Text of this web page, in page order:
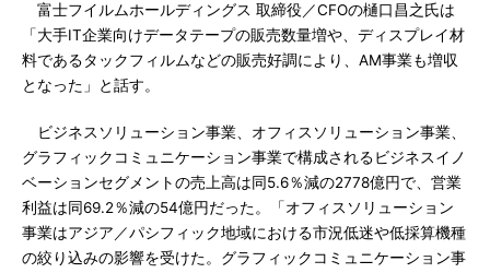
富士フイルムホールディングス 取締役／CFOの樋口昌之氏は
「大手IT企業向けデータテープの販売数量増や、ディスプレイ材
料であるタックフィルムなどの販売好調により、AM事業も増収
となった」と話す。
ビジネスソリューション事業、オフィスソリューション事業、
グラフィックコミュニケーション事業で構成されるビジネスイノ
ベーションセグメントの売上高は同5.6％減の2778億円で、営業
利益は同69.2％減の54億円だった。「オフィスソリューション
事業はアジア／パシフィック地域における市況低迷や低採算機種
の絞り込みの影響を受けた。グラフィックコミュニケーション事